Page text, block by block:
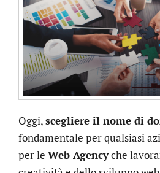
Oggi,scegliere il nome di
fondamentale per qualsiasi
per le Web Agencyche